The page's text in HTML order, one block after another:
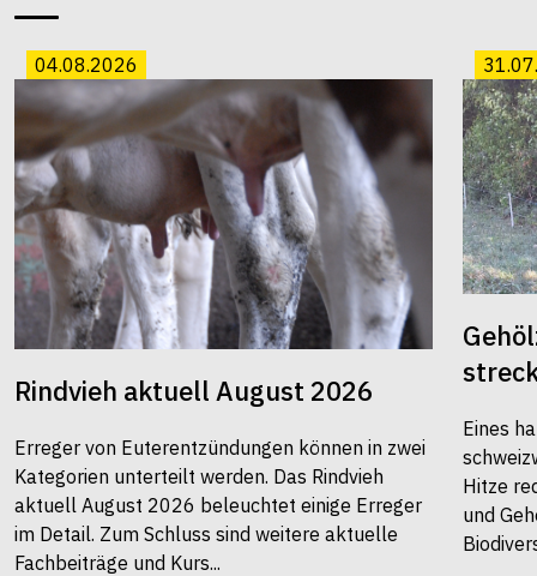
04.08.2026
Rindvieh aktuell August 2026
Erreger von Euterentzündungen können in zwei
Kategorien unterteilt werden. Das Rindvieh
aktuell August 2026 beleuchtet einige Erreger
im Detail. Zum Schluss sind weitere aktuelle
Fachbeiträge und Kurs...
Eines
Hitze
und